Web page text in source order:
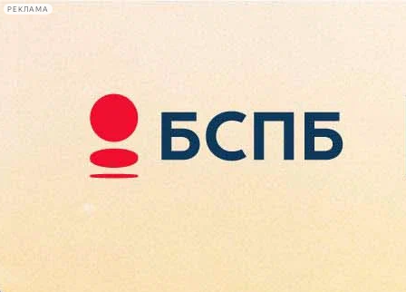
РЕКЛАМА
Сегодня:
2026.08.10
08:44
Афиша Plus